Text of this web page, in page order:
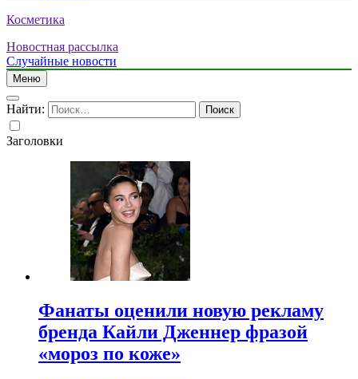
Косметика
Новостная рассылка
Случайные новости
Меню
Найти:
Заголовки
Фанаты оценили новую рекламу
бренда Кайли Дженнер фразой
«мороз по коже»